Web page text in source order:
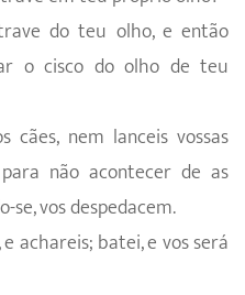
do teu olho, e então
o cisco do olho de teu
nem lanceis vossas
não acontecer de as
se, vos despedacem.
achareis; batei, e vos será